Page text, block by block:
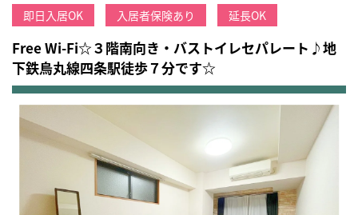
即日入居OK
入居者保険あり 延長OK
Free Wi-Fi☆３階南向き・バストイレセパレート♪地
下鉄烏丸線四条駅徒歩７分です☆